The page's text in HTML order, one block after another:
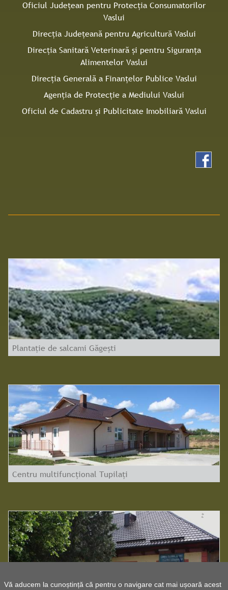
Vă aducem la cunoștință că pentru o navigare cat mai ușoară acest
Oficiul Judeţean pentru Protecţia Consumatorilor
Vaslui
Direcţia Județeană pentru Agricultură Vaslui
Direcţia Sanitară Veterinară şi pentru Siguranţa
Alimentelor Vaslui
Direcţia Generală a Finanţelor Publice Vaslui
Agenţia de Protecţie a Mediului Vaslui
Oficiul de Cadastru și Publicitate Imobiliară Vaslui
Plantație de salcami Găgești
Centru multifuncțional Tupilați